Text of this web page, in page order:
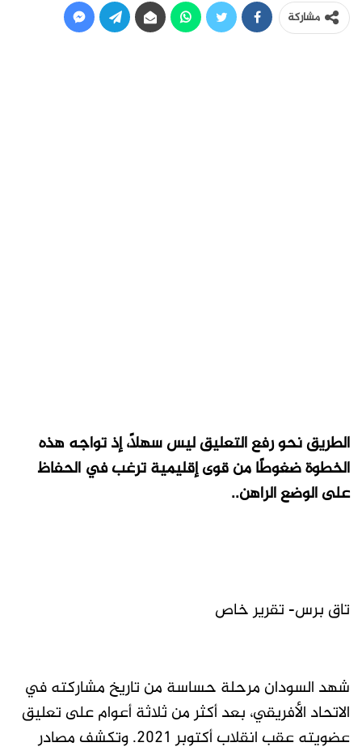
مشاركة
الطريق نحو رفع التعليق ليس سهلاً، إذ تواجه هذه
الخطوة ضغوطًا من قوى إقليمية ترغب في الحفاظ
على الوضع الراهن..
تاق برس- تقرير خاص
شهد السودان مرحلة حساسة من تاريخ مشاركته في
الاتحاد الأفريقي، بعد أكثر من ثلاثة أعوام على تعليق
عضويته عقب انقلاب أكتوبر 2021. وتكشف مصادر